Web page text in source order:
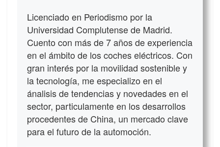
Licenciado en Periodismo por la
Universidad Complutense de Madrid.
Cuento con más de 7 años de experiencia
en el ámbito de los coches eléctricos. Con
gran interés por la movilidad sostenible y
la tecnología, me especializo en el
ánalisis de tendencias y novedades en el
sector, particulamente en los desarrollos
procedentes de China, un mercado clave
para el futuro de la automoción.